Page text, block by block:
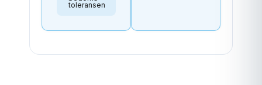
toleransen